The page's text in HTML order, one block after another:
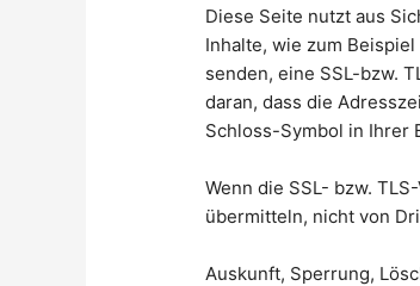
Diese Seite nutzt aus
Inhalte, wie zum
senden, eine SSL-bzw.
daran, dass die
Schloss-Symbol in Ihrer
Wenn die SSL- bzw.
übermitteln, nicht von
Auskunft, Sperrung,